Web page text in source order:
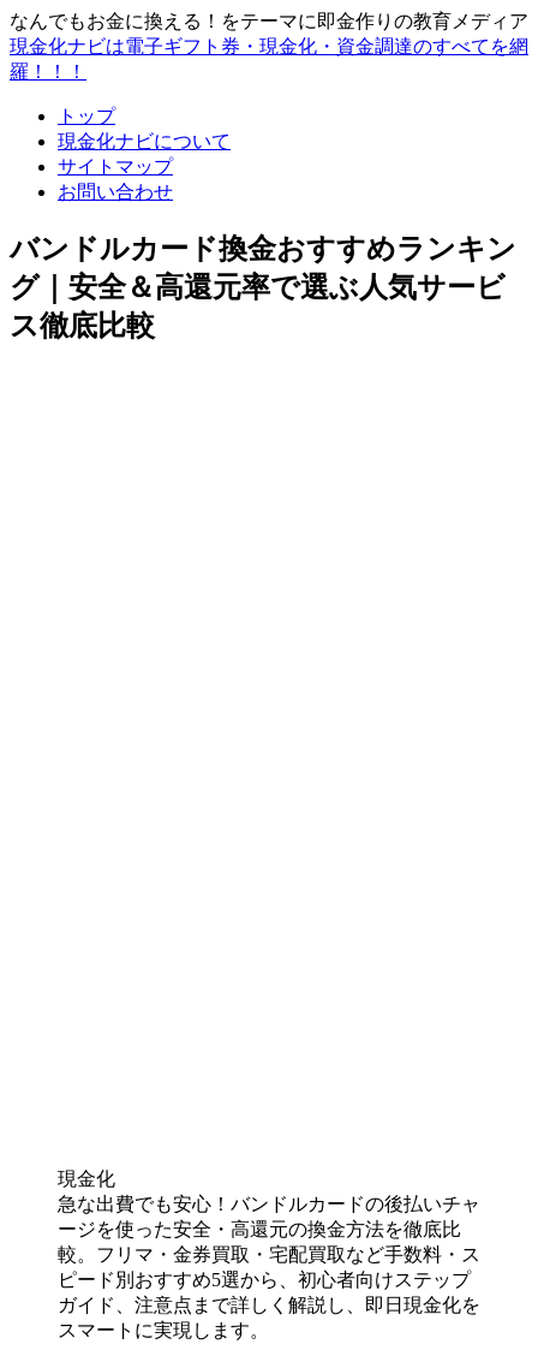
なんでもお金に換える！をテーマに即金作りの教育メディア
現金化ナビは電子ギフト券・現金化・資金調達のすべてを網
羅！！！
トップ
現金化ナビについて
サイトマップ
お問い合わせ
バンドルカード換金おすすめランキン
グ｜安全＆高還元率で選ぶ人気サービ
ス徹底比較
現金化
急な出費でも安心！バンドルカードの後払いチャ
ージを使った安全・高還元の換金方法を徹底比
較。フリマ・金券買取・宅配買取など手数料・ス
ピード別おすすめ5選から、初心者向けステップ
ガイド、注意点まで詳しく解説し、即日現金化を
スマートに実現します。